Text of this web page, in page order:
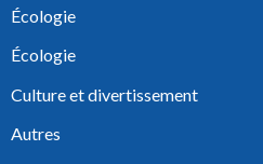
Écologie
Écologie
Culture et divertissement
Autres